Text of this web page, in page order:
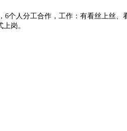
人分工合作，工作：有看丝上丝
岗。